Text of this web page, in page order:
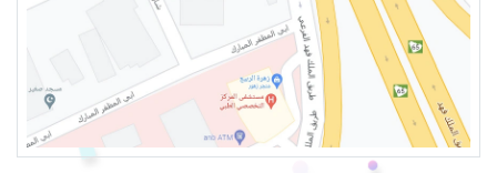
عيون الطفل الرضيع تدمع